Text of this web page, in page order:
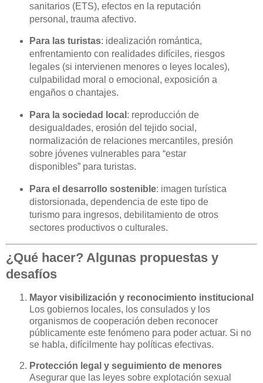
sanitarios (ETS), efectos en la reputación
personal, trauma afectivo.
Para las turistas: idealización romántica,
enfrentamiento con realidades difíciles, riesgos
legales (si intervienen menores o leyes locales),
culpabilidad moral o emocional, exposición a
engaños o chantajes.
Para la sociedad local : reproducción de
desigualdades, erosión del tejido social,
normalización de relaciones mercantiles, presión
sobre jóvenes vulnerables para “estar
disponibles” para turistas.
Para el desarrollo sostenible: imagen turística
distorsionada, dependencia de este tipo de
turismo para ingresos, debilitamiento de otros
sectores productivos o culturales.
¿Qué hacer? Algunas propuestas y
desafíos
Mayor visibilización y reconocimiento institucional
Los gobiernos locales, los consulados y los
organismos de cooperación deben reconocer
públicamente este fenómeno para poder actuar. Si no
se habla, difícilmente hay políticas efectivas.
Protección legal y seguimiento de menores
Asegurar que las leyes sobre explotación sexual